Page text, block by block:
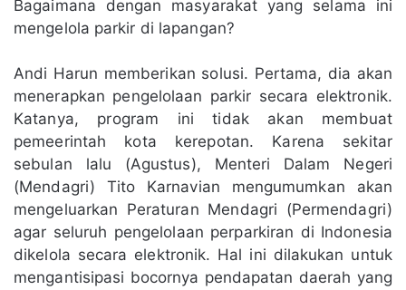
Bagaimana dengan masyarakat yang selama ini
mengelola parkir di lapangan?
Andi Harun memberikan solusi. Pertama, dia akan
menerapkan pengelolaan parkir secara elektronik.
Katanya, program ini tidak akan membuat
pemeerintah kota kerepotan. Karena sekitar
sebulan lalu (Agustus), Menteri Dalam Negeri
(Mendagri) Tito Karnavian mengumumkan akan
mengeluarkan Peraturan Mendagri (Permendagri)
agar seluruh pengelolaan perparkiran di Indonesia
dikelola secara elektronik. Hal ini dilakukan untuk
mengantisipasi bocornya pendapatan daerah yang